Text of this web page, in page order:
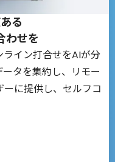
る
わせを
イン打合せをAIが分
タを集約し、リモー
ーに提供し、セルフコ